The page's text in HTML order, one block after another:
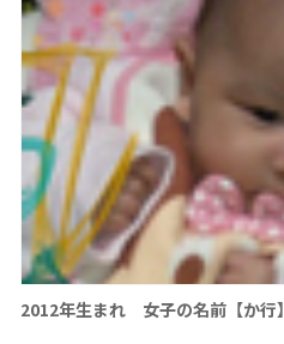
2012年生まれ 女子の名前【か行】